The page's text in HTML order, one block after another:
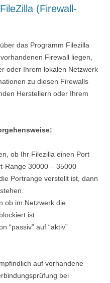
(Firewall-
über das Programm Filezilla
Firewall liegen,
oder Ihrem lokalen Netzwerk
zu diesen Firewalls
Herstellern oder Ihrem
ob Ihr Filezilla einen Port
Range 30000 – 35000
Portrange verstellt ist, dann
ob im Netzwerk die
ist
“passiv” auf “aktiv”
auf vorhandene
bei